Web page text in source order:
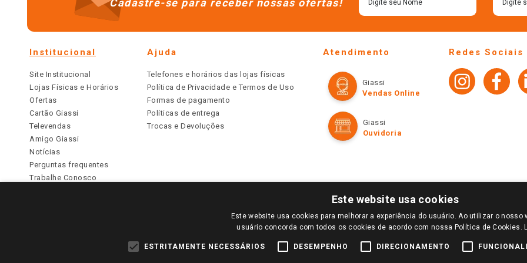
Cadastre-se para receber nossas ofertas!
Institucional
Site Institucional
Lojas Físicas e Horários
Ofertas
Cartão Giassi
Televendas
Amigo Giassi
Notícias
Perguntas frequentes
Trabalhe Conosco
Ajuda
Telefones e horários das lojas físicas
Política de Privacidade e Termos de Uso
Formas de pagamento
Políticas de entrega
Trocas e Devoluções
Atendimento
Giassi
Vendas Online
Giassi
Ouvidoria
Redes Sociais
PARA VER OS PREÇOS DA SUA REGIÃO, FAÇA LOGIN E SELECIONE A LOJA DE SUA PREFERÊNCIA. SOMENTE APÓS O LOGIN, OS PREÇOS
TODOS OS PREÇOS E CONDIÇÕES COMERCIAIS DESTE SITE SÃO VÁLIDOS APENAS PARA COMPRAS REALIZADAS NO GIASSI.COM.BR E NA LOJA
DE BUSCAS.
Este website usa cookies
Este website usa cookies para melhorar a experiência do usuário. Ao utilizar o nosso
usuário concorda com todos os cookies de acordo com nossa Política de Cookies.
ESTRITAMENTE NECESSÁRIOS DESEMPENHO DIRECIONAMENTO